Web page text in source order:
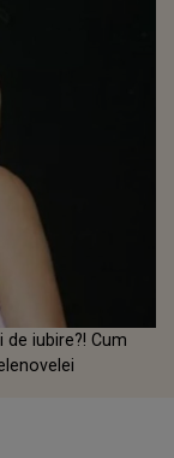
iubire?! Cum